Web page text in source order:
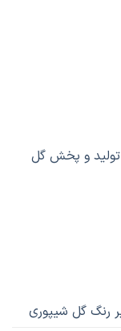
و پخش گل
رنگ گل شیپوری